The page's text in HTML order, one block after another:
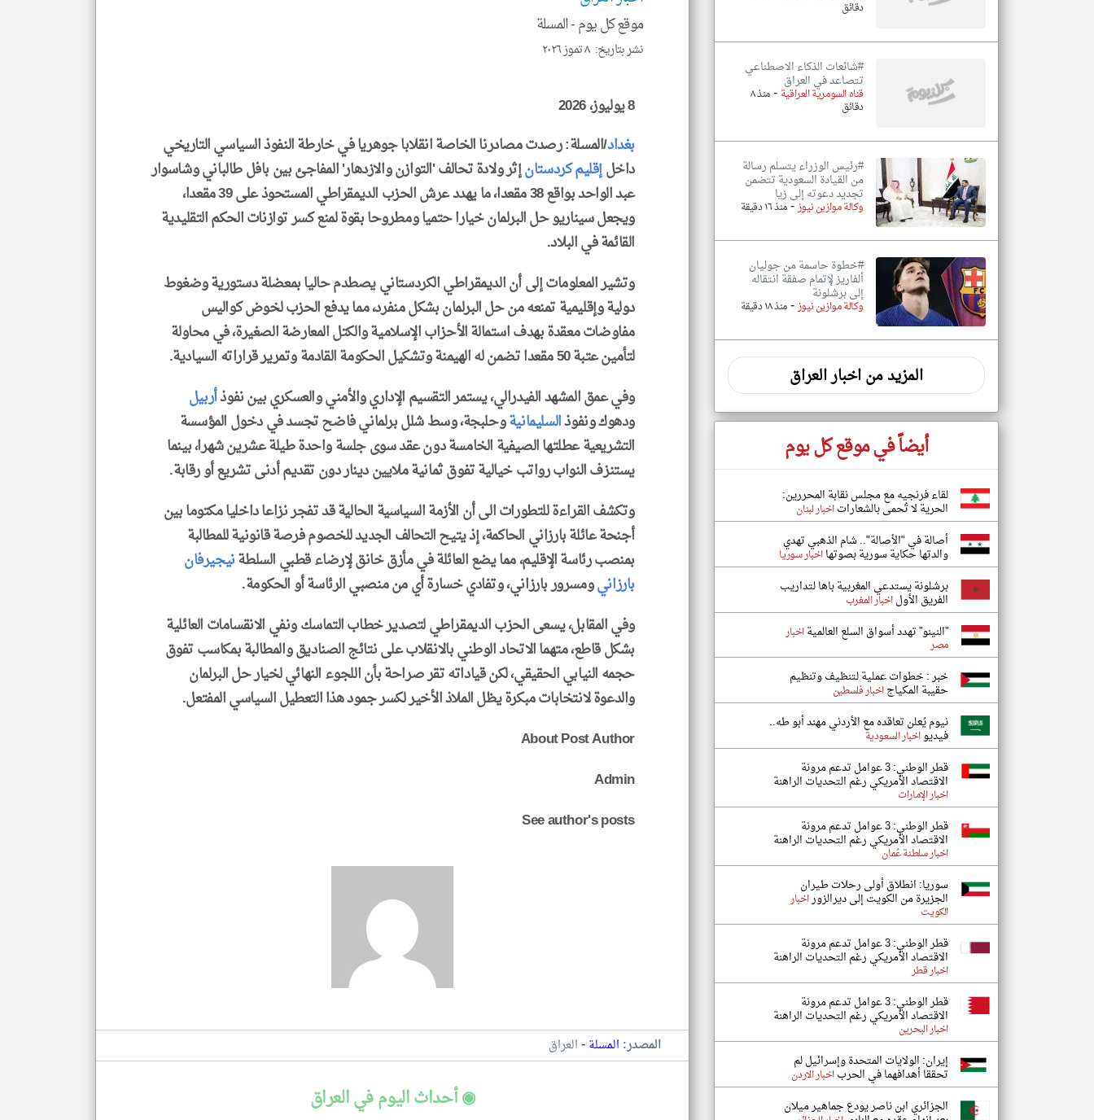
موقع كل يوم -المسلة
نشر بتاريخ: ٨ تموز ٢٠٢٦
8 يوليوز، 2026
بغداد/المسلة: رصدت مصادرنا الخاصة انقلابا جوهريا في خارطة النفوذ السياسي التاريخي
داخلإقليم كردستانإثر ولادة تحالف 'التوازن والازدهار' المفاجئ بين بافل طالباني وشاسوار
عبد الواحد بواقع 38 مقعدا، ما يهدد عرش الحزب الديمقراطي المستحوذ على 39 مقعدا،
ويجعل سيناريو حل البرلمان خيارا حتميا ومطروحا بقوة لمنع كسر توازنات الحكم التقليدية
القائمة في البلاد.
وتشير المعلومات إلى أن الديمقراطي الكردستاني يصطدم حاليا بمعضلة دستورية وضغوط
دولية وإقليمية تمنعه من حل البرلمان بشكل منفرد، مما يدفع الحزب لخوض كواليس
مفاوضات معقدة بهدف استمالة الأحزاب الإسلامية والكتل المعارضة الصغيرة، في محاولة
لتأمين عتبة 50 مقعدا تضمن له الهيمنة وتشكيل الحكومة القادمة وتمرير قراراته السيادية.
وفي عمق المشهد الفيدرالي، يستمر التقسيم الإداري والأمني والعسكري بين نفوذأربيل
ودهوك ونفوذالسليمانيةوحلبجة، وسط شلل برلماني فاضح تجسد في دخول المؤسسة
التشريعية عطلتها الصيفية الخامسة دون عقد سوى جلسة واحدة طيلة عشرين شهرا، بينما
يستنزف النواب رواتب خيالية تفوق ثمانية ملايين دينار دون تقديم أدنى تشريع أو رقابة.
وتكشف القراءة للتطورات الى أن الأزمة السياسية الحالية قد تفجر نزاعا داخليا مكتوما بين
أجنحة عائلة بارزاني الحاكمة، إذ يتيح التحالف الجديد للخصوم فرصة قانونية للمطالبة
بمنصب رئاسة الإقليم، مما يضع العائلة في مأزق خانق لإرضاء قطبي السلطةنيجيرفان
بارزانيومسرور بارزاني، وتفادي خسارة أي من منصبي الرئاسة أو الحكومة.
وفي المقابل، يسعى الحزب الديمقراطي لتصدير خطاب التماسك ونفي الانقسامات العائلية
بشكل قاطع، متهما الاتحاد الوطني بالانقلاب على نتائج الصناديق والمطالبة بمكاسب تفوق
حجمه النيابي الحقيقي، لكن قياداته تقر صراحة بأن اللجوء النهائي لخيار حل البرلمان
والدعوة لانتخابات مبكرة يظل الملاذ الأخير لكسر جمود هذا التعطيل السياسي المفتعل.
About Post Author
Admin
See author's posts
المصدر: المسلة-العراق
◉ أحداث اليوم في العراق
دقائق
#شائعات الذكاء الاصطناعي
تتصاعد في العراق
قناه السومرية العراقية - منذ ٨
دقائق
#رئيس الوزراء يتسلم رسالة
من القيادة السعودية تتضمن
تجديد دعوته إلى زيا
وكالة موازين نيوز-منذ ١٦ دقيقة
#خطوة حاسمة من جوليان
ألفاريز لإتمام صفقة انتقاله
إلى برشلونة
وكالة موازين نيوز-منذ ١٨ دقيقة
المزيد من اخبار العراق
أيضاً في موقع كل يوم
لقاء فرنجيه مع مجلس نقابة المحررين:
الحرية لا تُحمى بالشعاراتاخبار لبنان
أصالة في "الأصالة".. شام الذهبي تهدي
والدتها حكاية سورية بصوتهااخبار سوريا
برشلونة يستدعي المغربية باها لتداريب
الفريق الأولاخبار المغرب
”النينو” تهدد أسواق السلع العالميةاخبار
مصر
خبر : خطوات عملية لتنظيف وتنظيم
حقيبة المكياجاخبار فلسطين
نيوم يُعلن تعاقده مع الأردني مهند أبو طه..
فيديواخبار السعودية
قطر الوطني: 3 عوامل تدعم مرونة
الاقتصاد الأمريكي رغم التحديات الراهنة
اخبار الإمارات
قطر الوطني: 3 عوامل تدعم مرونة
الاقتصاد الأمريكي رغم التحديات الراهنة
اخبار سلطنة عُمان
سوريا: انطلاق أولى رحلات طيران
الجزيرة من الكويت إلى ديرالزوراخبار
الكويت
قطر الوطني: 3 عوامل تدعم مرونة
الاقتصاد الأمريكي رغم التحديات الراهنة
اخبار قطر
قطر الوطني: 3 عوامل تدعم مرونة
الاقتصاد الأمريكي رغم التحديات الراهنة
اخبار البحرين
إيران: الولايات المتحدة وإسرائيل لم
تحققا أهدافهما في الحرباخبار الاردن
الجزائري ابن ناصر يودع جماهير ميلان
klyoum.com